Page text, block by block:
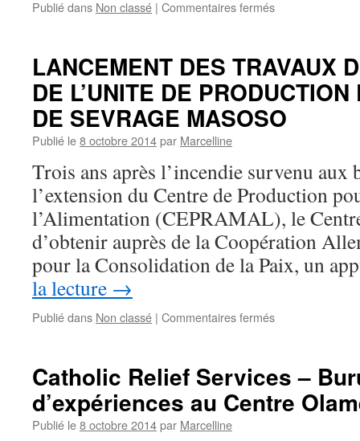
Publié dans Non classé | Commentaires ferméssur
violences
sexuelles
et
violences
le
genre
du
Centre
Olame
LANCEMENT DES TRAVAUX
DE L’UNITE DE
DE SEVRAGE MASOSO
Publié le8 octobre 2014par Marcelline
Trois ans après l’incendie survenu aux
l’extension du Centre de Production
l’Alimentation (CEPRAMAL), le
d’obtenir auprès de la Coopération
pour la Consolidation de la Paix, un
la lecture →
Publié dans Non classé | Commentaires ferméssur
DE
RENOVATION
DE
Catholic Relief Services –
d’expériences au Centre
Publié le8 octobre 2014par Marcelline